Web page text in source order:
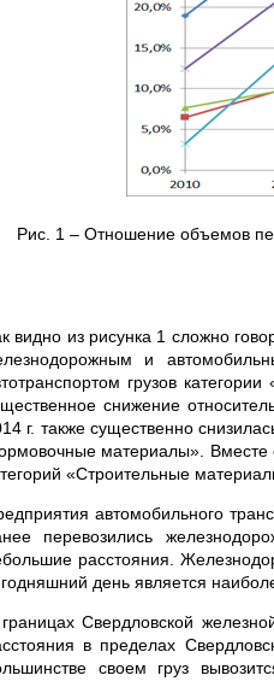
Рис. 1 – Отношение объемов
видно из рисунка 1 сложно
и
грузов
снижение
г. также существенно
материалы». Вместе
«Строительные
автомобильного
перевозились
расстояния.
день является
Свердловской
в пределах
своем груз